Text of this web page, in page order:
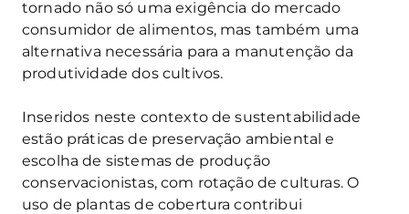
tornado não só uma exigência do mercado
consumidor de alimentos, mas também uma
alternativa necessária para a manutenção da
produtividade dos cultivos.
Inseridos neste contexto de sustentabilidade
estão práticas de preservação ambiental e
escolha de sistemas de produção
conservacionistas, com rotação de culturas. O
uso de plantas de cobertura contribui